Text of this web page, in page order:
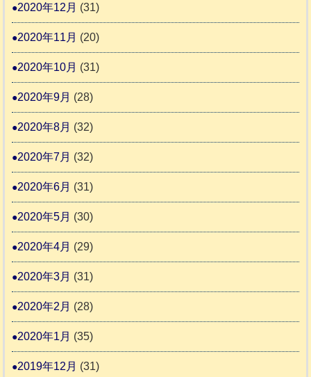
2020年12月 (31)
2020年11月 (20)
2020年10月 (31)
2020年9月 (28)
2020年8月 (32)
2020年7月 (32)
2020年6月 (31)
2020年5月 (30)
2020年4月 (29)
2020年3月 (31)
2020年2月 (28)
2020年1月 (35)
2019年12月 (31)